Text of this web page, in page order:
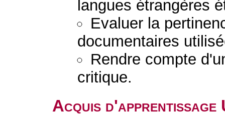
langues étrangères
Evaluer la
documentaires
Rendre compte
critique.
Acquis d'apprentissage